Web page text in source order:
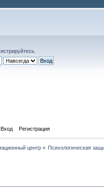
Вход Регистрация
центр» Психологическая